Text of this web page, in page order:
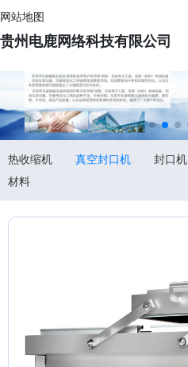
网站地图
贵州电鹿网络科技有限公司
热收缩机 真空封口机 封口机
材料